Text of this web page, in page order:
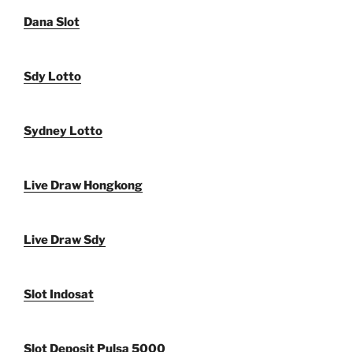
Dana Slot
Sdy Lotto
Sydney Lotto
Live Draw Hongkong
Live Draw Sdy
Slot Indosat
Slot Deposit Pulsa 5000